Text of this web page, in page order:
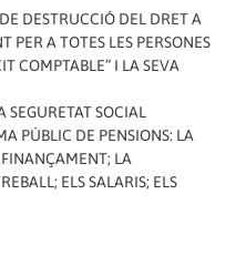
DESTRUCCIÓ DEL DRET A
PER A TOTES LES PERSONES
COMPTABLE” I LA SEVA
SOCIAL
PÚBLIC DE PENSIONS: LA
FINANÇAMENT; LA
ELS SALARIS; ELS